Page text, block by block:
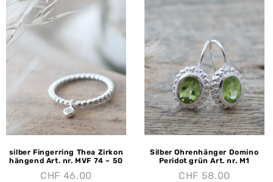
silber Fingerring Thea Zirkon
hängend Art. nr. MVF 74 – 50
CHF 46.00
Silber Ohrenhänger Domino
Peridot grün Art. nr. M1
CHF 58.00